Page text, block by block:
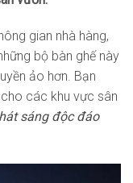
gian nhà hàng,
bộ bàn ghế này
ảo hơn. Bạn
các khu vực sân
sáng độc đáo